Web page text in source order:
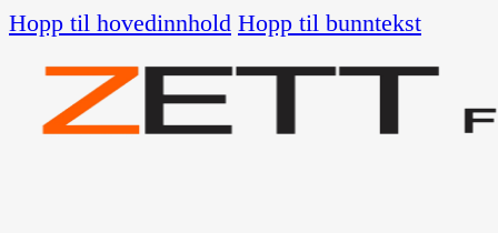
Hopp til hovedinnhold Hopp til bunntekst